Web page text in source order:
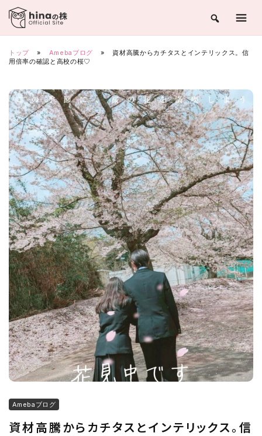
Skip
content
トップ » Amebaブログ »
資材高騰からカチタスとインテリックス。信
用倍率の確認と高校の桜♡
Amebaブログ
資材高騰からカチタスとインテリックス。信